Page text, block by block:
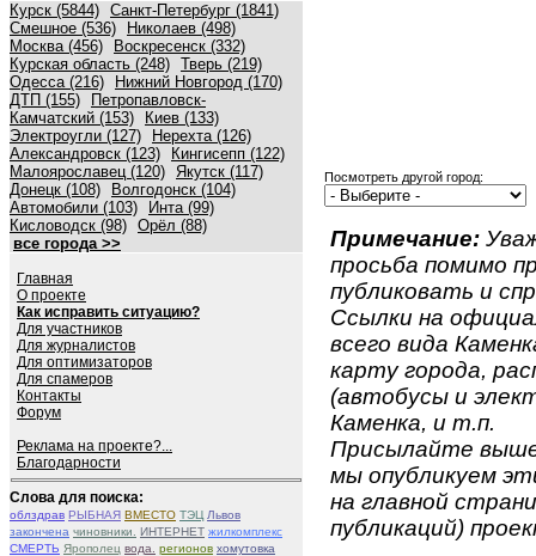
Курск (5844) Санкт-Петербург (1841)
Смешное (536)
Николаев (498)
Москва (456)
Воскресенск (332)
Курская область (248) Тверь (219)
Одесса (216)
Нижний Новгород (170)
ДТП (155)
Петропавловск-
Камчатский (153)
Киев (133)
Электроугли (127)
Нерехта (126)
Александровск (123)
Кингисепп (122)
Малоярославец (120) Якутск (117)
Донецк (108)
Волгодонск (104)
Автомобили (103)
Инта (99)
Кисловодск (98) Орёл (88)
все города >>
Главная
О проекте
Как исправить ситуацию?
Для участников
Для журналистов
Для оптимизаторов
Для спамеров
Контакты
Форум
Реклама на проекте?...
Благодарности
Слова для поиска:
облздрав РЫБНАЯ ВМЕСТО ТЭЦ Львов
закончена чиновники. ИНТЕРНЕТ жилкомплекс
СМЕРТЬ Ярополец вода. регионов хомутовка
Посмотреть другой город:
Примечание:
просьба помимо
публиковать и
Ссылки на
всего вида
карту города,
(автобусы и
Каменка, и т.п.
Присылайте
мы опубликуем
на главной
публикаций)